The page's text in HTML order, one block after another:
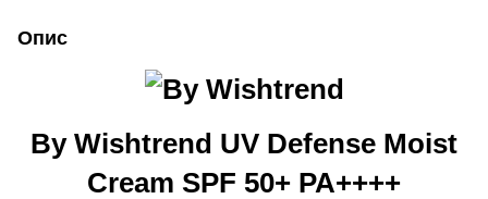
Опис
By Wishtrend UV Defense Moist
Cream SPF 50+ PA++++